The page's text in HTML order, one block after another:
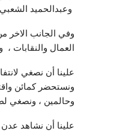
وعبدالحميد
وفي الجانب الاخر
العمال والنقابات
علينا أن نصغي
ونستحضر كمائن
وحالمين ، ونصغي
علينا أن نشاهد